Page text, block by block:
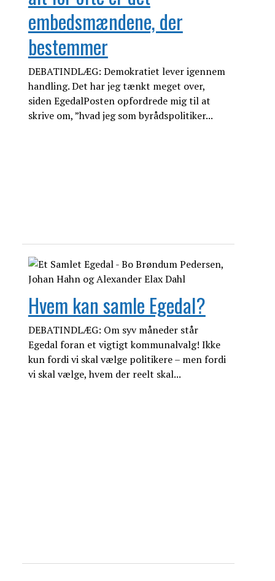
embedsmændene, der
bestemmer
DEBATINDLÆG: Demokratiet lever igennem
handling. Det har jeg tænkt meget over,
siden EgedalPosten opfordrede mig til at
skrive om, ”hvad jeg som byrådspolitiker...
Hvem kan samle Egedal?
DEBATINDLÆG: Om syv måneder står
Egedal foran et vigtigt kommunalvalg! Ikke
kun fordi vi skal vælge politikere – men fordi
vi skal vælge, hvem der reelt skal...